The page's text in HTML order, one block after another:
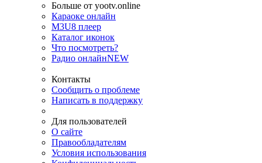
Больше от yootv.online
Караоке онлайн
M3U8 плеер
Каталог иконок
Что посмотреть?
Радио онлайнNEW
Контакты
Сообщить о проблеме
Написать в поддержку
Для пользователей
О сайте
Правообладателям
Условия использования